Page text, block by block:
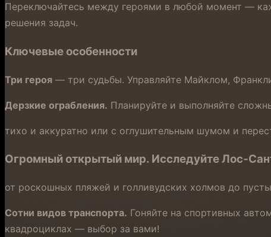
Переключайтесь между героями в любой момент —
решения задач.
Ключевые особенности
Три героя — три судьбы. Управляйте Майклом,
Дерзкие ограбления. Планируйте и выполняйте
тихо и аккуратно или с оглушительным шумом и
Огромный открытый мир. Исследуйте
от роскошных пляжей и голливудских холмов до
Сотни видов транспорта. Гоняйте на спортивных
квадроциклах — выбор за вами!